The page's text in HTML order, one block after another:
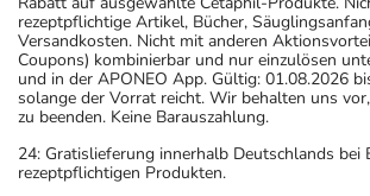
rezeptpflichtige Artikel, Bücher,
Versandkosten. Nicht mit anderen
Coupons) kombinierbar und nur einzulösen
und in der APONEO App. Gültig: 01.08.2026
solange der Vorrat reicht. Wir behalten uns
zu beenden. Keine Barauszahlung.
24: Gratislieferung innerhalb Deutschlands bei
rezeptpflichtigen Produkten.